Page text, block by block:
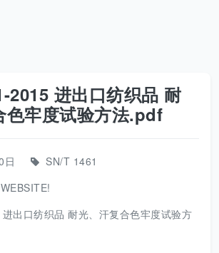
2015 进出口纺织品 耐
色牢度试验方法.pdf
日
SN/T 1461
出口纺织品 耐光、汗复合色牢度试验方